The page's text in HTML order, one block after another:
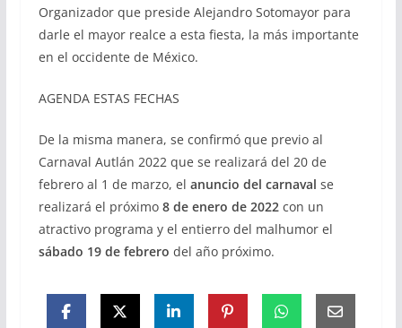
Organizador que preside Alejandro Sotomayor para
darle el mayor realce a esta fiesta, la más importante
en el occidente de México.
AGENDA ESTAS FECHAS
De la misma manera, se confirmó que previo al
Carnaval Autlán 2022 que se realizará del 20 de
febrero al 1 de marzo, el anuncio del carnaval se
realizará el próximo 8 de enero de 2022con un
atractivo programa y el entierro del malhumor el
sábado 19 de febrero del año próximo.